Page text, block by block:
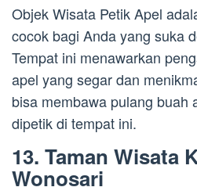
Objek Wisata Petik Apel
cocok bagi Anda yang suka
Tempat ini menawarkan
apel yang segar dan
bisa membawa pulang buah
dipetik di tempat ini.
13. Taman Wisata
Wonosari